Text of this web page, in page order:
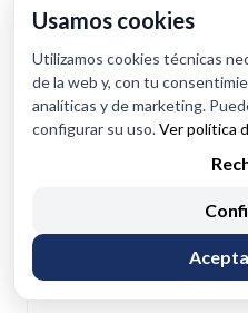
288864EH1A
OEM: 288864EH1A
Usamos cookies
Utilizamos cookies técnicas
de la web y, con tu
analíticas y de marketing.
configurar su uso.Ver política